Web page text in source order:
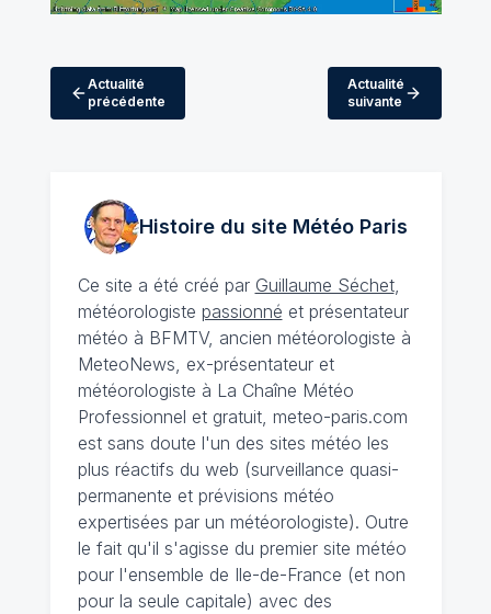
Actualité
précédente
Actualité
suivante
Histoire du site MétéoParis
Ce site a été créé par Guillaume Séchet,
météorologiste passionné et présentateur
météo à BFMTV, ancien météorologiste à
MeteoNews, ex-présentateur et
météorologiste à La Chaîne Météo
Professionnel et gratuit, meteo-paris.com
est sans doute l'un des sites météo les
plus réactifs du web (surveillance quasi-
permanente et prévisions météo
expertisées par un météorologiste). Outre
le fait qu'il s'agisse du premier site météo
pour l'ensemble de Ile-de-France (et non
pour la seule capitale) avec des